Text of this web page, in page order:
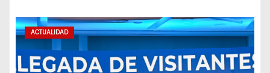
ACTUALIDAD